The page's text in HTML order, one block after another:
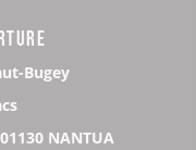
Bugey
NANTUA